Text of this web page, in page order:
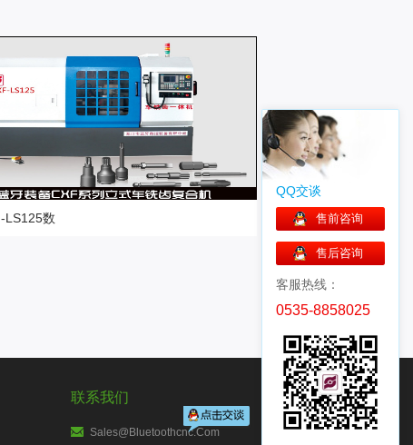
LS125数
联系我们
Sales@bluetoothcnc.com
QQ交谈
售前咨询
售后咨询
客服热线：
0535-8858025